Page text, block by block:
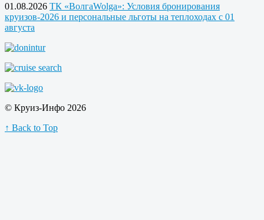
01.08.2026 ТК «ВолгаWolga»: Условия бронирования
круизов-2026 и персональные льготы на теплоходах с 01
августа
© Круиз-Инфо 2026
↑ Back to Top